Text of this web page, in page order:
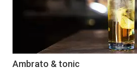
Ambrato & tonic